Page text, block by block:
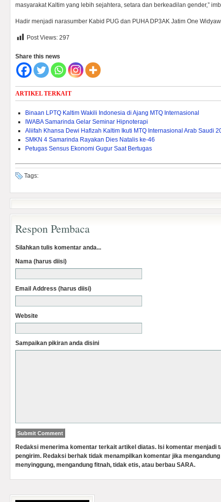
masyarakat Kaltim yang lebih sejahtera, setara dan berkeadilan gender,”
Hadir menjadi narasumber Kabid PUG dan PUHA DP3AK Jatim One
Post Views: 297
Share this news
ARTIKEL TERKAIT
Binaan LPTQ Kaltim Wakili Indonesia di Ajang MTQ Internasional
IWABA Samarinda Gelar Seminar Hipnoterapi
Aliifah Khansa Dewi Hafizah Kaltim Ikuti MTQ Internasional Arab Saudi
SMKN 4 Samarinda Rayakan Dies Natalis ke-46
Petugas Sensus Ekonomi Gugur Saat Bertugas
Tags:
Respon Pembaca
Silahkan tulis komentar anda...
Nama (harus diisi)
Email Address (harus diisi)
Website
Sampaikan pikiran anda disini
Redaksi menerima komentar terkait artikel diatas. Isi komentar menjadi
pengirim. Redaksi berhak tidak menampilkan komentar jika
menyinggung, mengandung fitnah, tidak etis, atau berbau SARA.